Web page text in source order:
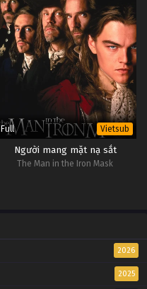
Full Vietsub
Người mang mặt nạ sắt
The Man in the Iron Mask
2026
2025